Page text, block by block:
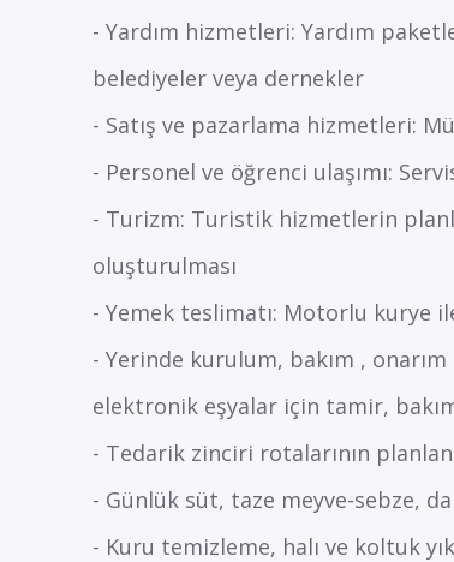
- Yardım hizmetleri: Yardım
belediyeler veya dernekler
- Satış ve pazarlama hizmetleri:
- Personel ve öğrenci ulaşımı:
- Turizm: Turistik hizmetlerin
oluşturulması
- Yemek teslimatı: Motorlu kurye
- Yerinde kurulum, bakım ,
elektronik eşyalar için tamir,
- Tedarik zinciri rotalarının
- Günlük süt, taze meyve-sebze,
- Kuru temizleme, halı ve koltuk